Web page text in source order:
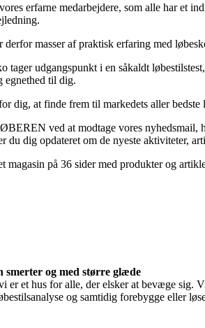
erfarne medarbejdere, som alle har et
derfor masser af praktisk erfaring med
tager udgangspunkt i en såkaldt
egnethed til dig.
dig, at finde frem til markedets aller bedste
ved at modtage vores nyhedsmail,
du dig opdateret om de nyeste aktiviteter,
på 36 sider med produkter og
og med større glæde
et hus for alle, der elsker at bevæge sig.
og samtidig forebygge eller